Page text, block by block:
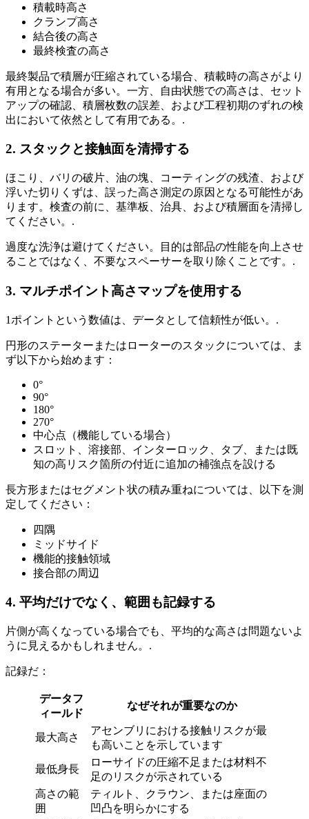
積載時高さ
クランプ高さ
結合後の高さ
最終検査の高さ
最終製品で積層が圧縮されている場合、積載時の高さがより
有用となる場合が多い。一方、自由状態での高さは、セット
アップの確認、積層枚数の誤差、および工程初期のずれの検
出において依然として有用である。.
2. スタックと接触面を清掃する
ほこり、バリの破片、油の塊、コーティングの残渣、および
浮いた切りくずは、誤った高さ測定の原因となる可能性があ
ります。検査の前に、基準板、治具、および積層面を清掃し
てください。.
過度な洗浄は避けてください。目的は部品の性能を向上させ
ることではなく、不要なスペーサーを取り除くことです。.
3. マルチポイント高さマップを使用する
1ポイントという数値は、データとして信頼性が低い。.
円形のステーターまたはローターのスタックについては、ま
ず以下から始めます：
0°
90°
180°
270°
中心点（機能している場合）
スロット、溶接部、インターロック、タブ、または既
知の高リスク箇所の付近に追加の補強点を設ける
長方形またはセグメント状の積み重ねについては、以下を測
定してください：
四隅
ミッドサイド
機能的接触領域
接合部の周辺
4. 平均だけでなく、範囲も記録する
片側が高くなっている場合でも、平均的な高さは問題ないよ
うに見えるかもしれません。.
記録だ：
データフ
ィールド
なぜそれが重要なのか
最大高さ
アセンブリにおける接触リスクが最
も高いことを示しています
最低身長
ローサイドの圧縮不足または材料不
足のリスクが示されている
高さの範
囲
ティルト、クラウン、または座面の
凹凸を明らかにする